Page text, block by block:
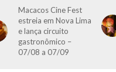
Macacos Cine Fest
estreia em Nova Lima
e lança circuito
gastronômico –
07/08 a 07/09